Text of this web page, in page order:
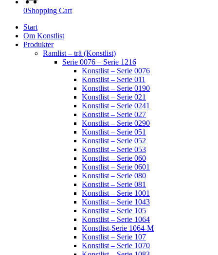
0Shopping Cart
Start
Om Konstlist
Produkter
Ramlist – trä (Konstlist)
Serie 0076 – Serie 1216
Konstlist – Serie 0076
Konstlist – Serie 011
Konstlist – Serie 0190
Konstlist – Serie 021
Konstlist – Serie 0241
Konstlist – Serie 027
Konstlist – Serie 0290
Konstlist – Serie 051
Konstlist – Serie 052
Konstlist – Serie 053
Konstlist – Serie 060
Konstlist – Serie 0601
Konstlist – Serie 080
Konstlist – Serie 081
Konstlist – Serie 1001
Konstlist – Serie 1043
Konstlist – Serie 105
Konstlist – Serie 1064
Konstlist-Serie 1064-M
Konstlist – Serie 107
Konstlist – Serie 1070